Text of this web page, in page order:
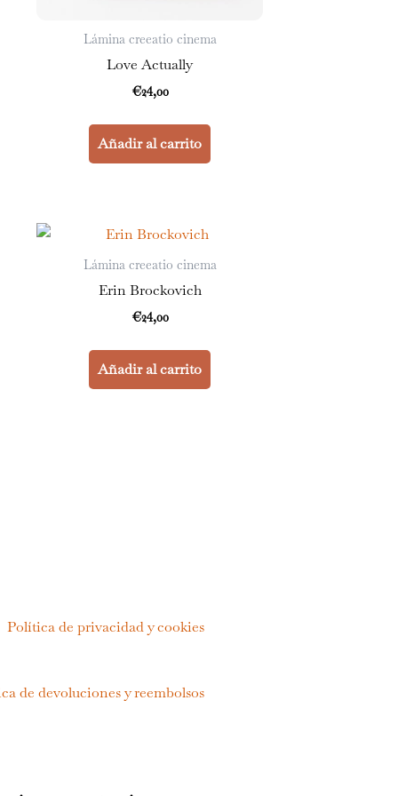
Lámina creeatio cinema
Love Actually
€24,00
Añadir al carrito
Lámina creeatio cinema
Erin Brockovich
€24,00
Añadir al carrito
Política de privacidad y cookies
de devoluciones y reembolsos